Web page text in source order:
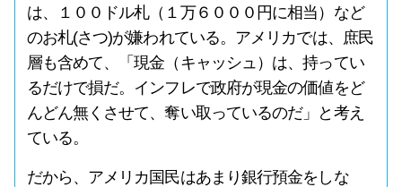
は、１００ドル札（１万６０００円に相当）など
のお札(さつ)が嫌われている。アメリカでは、庶民
層も含めて、「現金（キャッシュ）は、持ってい
るだけで損だ。インフレで政府が現金の価値をど
んどん無くさせて、奪い取っているのだ」と考え
ている。
だから、アメリカ国民はあまり銀行預金をしな